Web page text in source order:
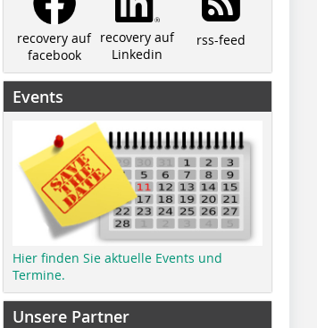
recovery auf
facebook
recovery auf
Linkedin
rss-feed
Events
Hier finden Sie aktuelle Events und
Termine.
Unsere Partner